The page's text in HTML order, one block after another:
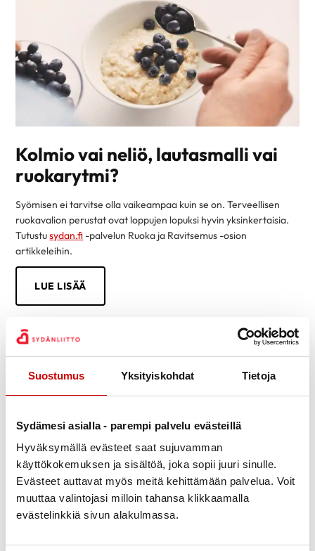
Suostumus Yksityiskohdat Tietoja
Sydämesi asialla - parempi palvelu evästeillä
Hyväksymällä evästeet saat sujuvamman
käyttökokemuksen ja sisältöä, joka sopii juuri sinulle.
Evästeet auttavat myös meitä kehittämään palvelua. Voit
muuttaa valintojasi milloin tahansa klikkaamalla
evästelinkkiä sivun alakulmassa.
Kolmio vai neliö, lautasmalli vai
ruokarytmi?
Syömisen ei tarvitse olla vaikeampaa kuin se on. Terveellisen
ruokavalion perustat ovat loppujen lopuksi hyvin yksinkertaisia.
Tutustusydan.fi -palvelun Ruoka ja Ravitsemus -osion
artikkeleihin.
LUE LISÄÄ
Tietoa sydänsairauksista helposti